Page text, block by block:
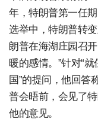
年，特朗普第一任
选举中，特朗普转
朗普在海湖庄园召
暖的感情。”针对“
国”的提问，他回答
普会晤前，会见了
他的意见。